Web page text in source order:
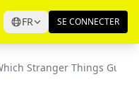
FR SE CONNECTER
Stranger Things Guy